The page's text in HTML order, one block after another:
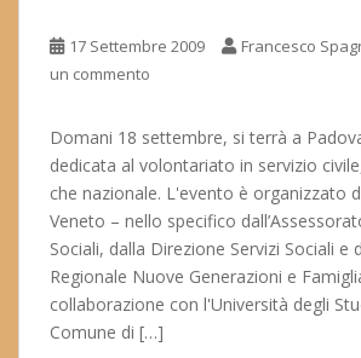
17 Settembre 2009 Francesco
un commento
Domani 18 settembre, si terrà a
dedicata al volontariato in servizio
che nazionale. L'evento è organizzato
Veneto – nello specifico
Sociali, dalla Direzione Servizi Sociali e
Regionale Nuove Generazioni e
collaborazione con l'Università degli
Comune di […]